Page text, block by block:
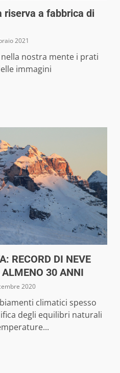
riserva a fabbrica di
2021
nostra mente i prati
immagini
RECORD DI NEVE
30 ANNI
2020
climatici spesso
degli equilibri naturali